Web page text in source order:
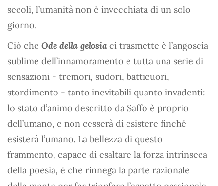
secoli, l’umanità non è invecchiata di un solo
giorno.
Ciò che Ode della gelosia ci trasmette è l’angoscia
sublime dell’innamoramento e tutta una serie di
sensazioni - tremori, sudori, batticuori,
stordimento - tanto inevitabili quanto invadenti:
lo stato d’animo descritto da Saffo è proprio
dell’umano, e non cesserà di esistere finché
esisterà l’umano. La bellezza di questo
frammento, capace di esaltare la forza intrinseca
della poesia, è che rinnega la parte razionale